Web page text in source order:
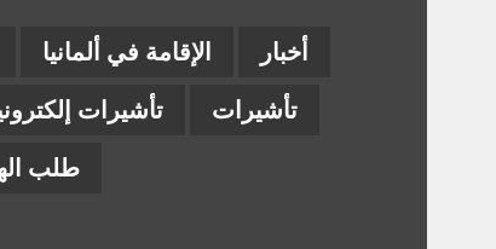
أخبار الإقامة في ألمانيا
تأشيرات
تأشيرات
طلب